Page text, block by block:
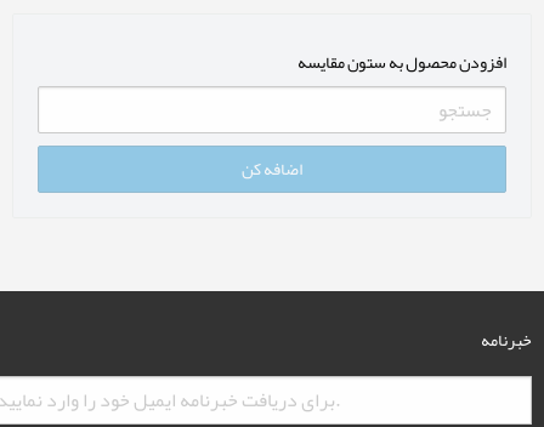
افزودن محصول به ستون مقایسه
اضافه کن
خبرنامه